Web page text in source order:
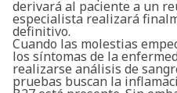
derivará al paciente a un
especialista realizará
definitivo.
Cuando las molestias
los síntomas de la
realizarse análisis de
pruebas buscan la